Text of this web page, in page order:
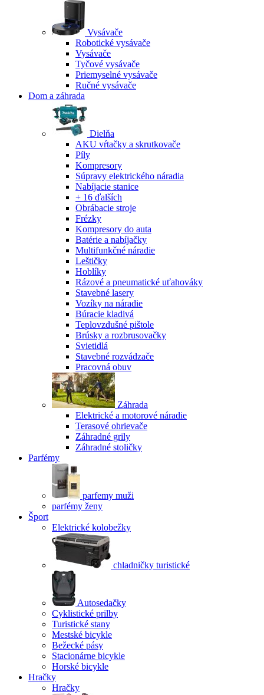
Vysávače
Robotické vysávače
Vysávače
Tyčové vysávače
Priemyselné vysávače
Ručné vysávače
Dom a záhrada
Dielňa
AKU vŕtačky a skrutkovače
Píly
Kompresory
Súpravy elektrického náradia
Nabíjacie stanice
+ 16 ďalších
Obrábacie stroje
Frézky
Kompresory do auta
Batérie a nabíjačky
Multifunkčné náradie
Leštičky
Hoblíky
Rázové a pneumatické uťahováky
Stavebné lasery
Vozíky na náradie
Búracie kladivá
Teplovzdušné pištole
Brúsky a rozbrusovačky
Svietidlá
Stavebné rozvádzače
Pracovná obuv
Záhrada
Elektrické a motorové náradie
Terasové ohrievače
Záhradné grily
Záhradné stoličky
Parfémy
parfemy muži
parfémy ženy
Šport
Elektrické kolobežky
chladničky turistické
Autosedačky
Cyklistické prilby
Turistické stany
Mestské bicykle
Bežecké pásy
Stacionárne bicykle
Horské bicykle
Hračky
Hračky